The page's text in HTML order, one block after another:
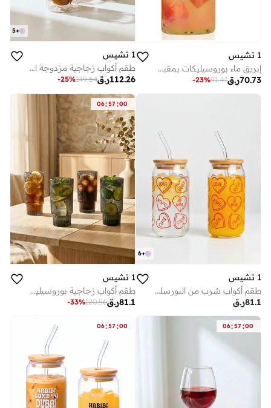
1 تشيس
إبريق ماء بوروسيليكات بمقبض وغطاء من الخيزران سعة 1200 مل
ر.ق70.73
91.47
-23%
+
5
1 تشيس
طقم أكواب زجاجية مزدوجة الجدار من Glacier، 4 قطع - أكواب قهوة وشاي من زجاج البوروسيليكات سعة 400 مل
ر.ق112.26
149.64
-25%
+
6
1 تشيس
طقم أكواب شرب من البورسليكات بطابع عيد الحب - كوبان بسعة 550 مل بأغطية من الخيزران - هدية رومانسية للزوجين
ر.ق81.1
06:57:00
1 تشيس
طقم أكواب زجاجية بوروسيليكات ٤٥٠ مل - رمادي مدخن بتصميم مضلع مع شفاطات زجاجية قابلة لإعادة الاستخدام وفرش تنظيف، مقاوم للحرارة، خالٍ من البيسفينول، طقم من ٤ قطع
ر.ق81.1
120.56
-33%
06:57 :00
06:57 :00